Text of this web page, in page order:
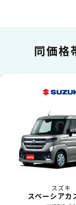
普段のお
ード払いが
同価格
スズキ
スペーシアカ